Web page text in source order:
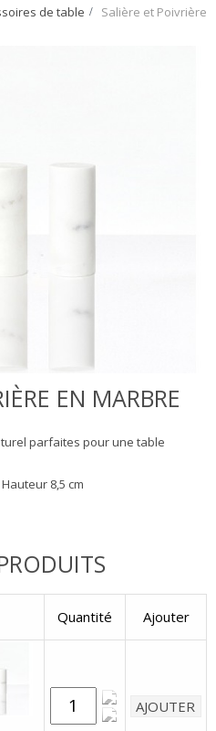
de table > Salière et Poivrière
EN MARBRE
parfaites pour une table
8,5 cm
Quantité Ajouter